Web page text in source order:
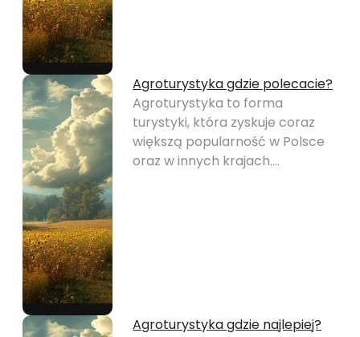
Agroturystyka gdzie polecacie?
Agroturystyka to forma
turystyki, która zyskuje coraz
większą popularność w Polsce
oraz w innych krajach.…
Agroturystyka gdzie najlepiej?